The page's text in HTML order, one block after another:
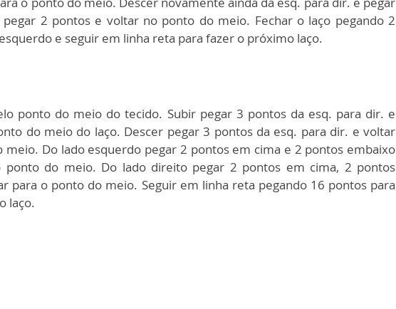
2 pontos e voltar no ponto do meio. Fechar o laço pegando 2
e seguir em linha reta para fazer o próximo laço.
ponto do meio do tecido. Subir pegar 3 pontos da esq. para dir. e
do meio do laço. Descer pegar 3 pontos da esq. para dir. e voltar
meio. Do lado esquerdo pegar 2 pontos em cima e 2 pontos embaixo
ponto do meio. Do lado direito pegar 2 pontos em cima, 2 pontos
para o ponto do meio. Seguir em linha reta pegando 16 pontos para
laço.